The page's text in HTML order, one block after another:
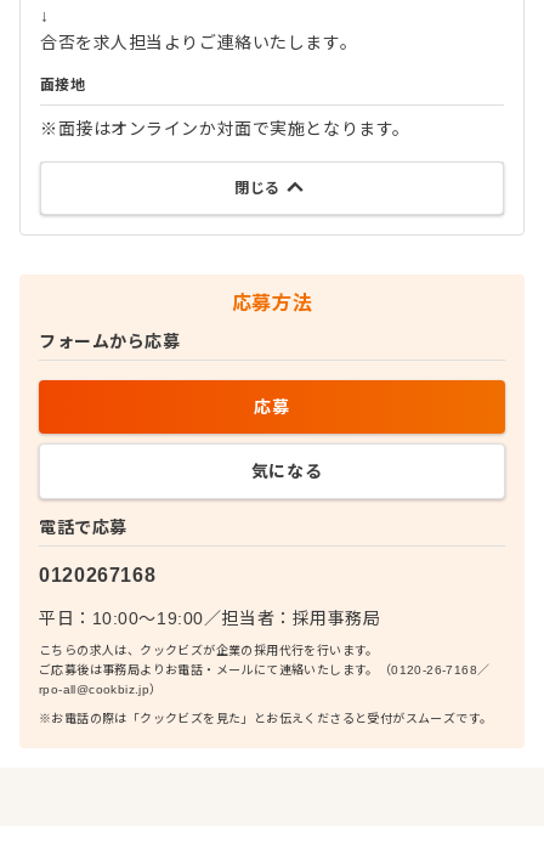
↓
合否を求人担当よりご連絡いたします。
面接地
※面接はオンラインか対面で実施となります。
閉じる
応募方法
電話で応募
0120267168
平日：10:00〜19:00／担当者： 採用事務局
こちらの求人は、クックビズが企業の採用代行を行います。
ご応募後は事務局よりお電話・メールにて連絡いたします。（0120-26-7168／
rpo-all@cookbiz.jp）
※お電話の際は「クックビズを見た」とお伝えくださると受付がスムーズです。
フォームから応募
応募
気になる